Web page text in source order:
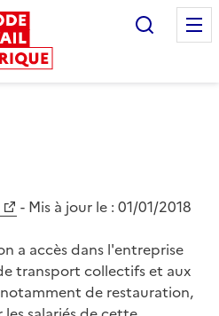
- Mis à jour le : 01/01/2018
a accès dans l'entreprise
transport collectifs et aux
de restauration,